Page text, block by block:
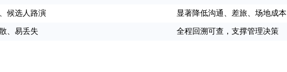
候选人路演 显著降低沟通、差旅、场地成本
、易丢失 全程回溯可查，支撑管理决策